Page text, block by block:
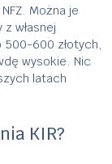
Można je
własnej
600 złotych,
wysokie. Nic
latach
KIR?